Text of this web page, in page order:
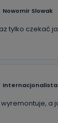
Nowomir Slowak
tylko czekać
Internacjonalista
wyremontuje, a